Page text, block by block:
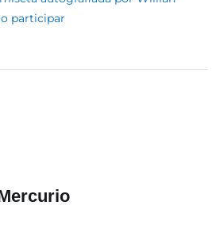
participar